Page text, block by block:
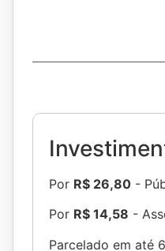
Por R$ 26,80 -
Por R$ 14,58 -
Parcelado em até